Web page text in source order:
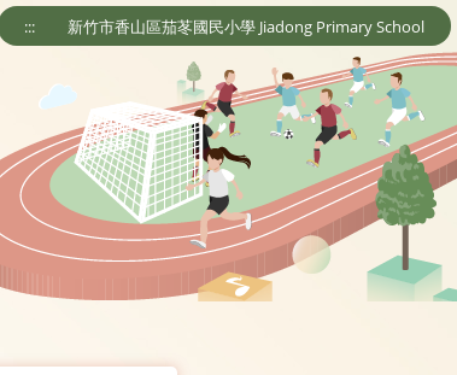
::: 新竹市香山區茄苳國民小學 Jiadong Primary School